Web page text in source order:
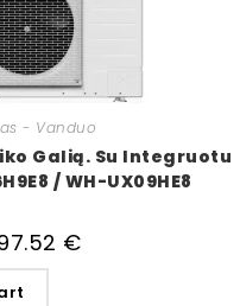
- Vanduo
Galią. Su Integruotu
/ WH-UX09HE8
€